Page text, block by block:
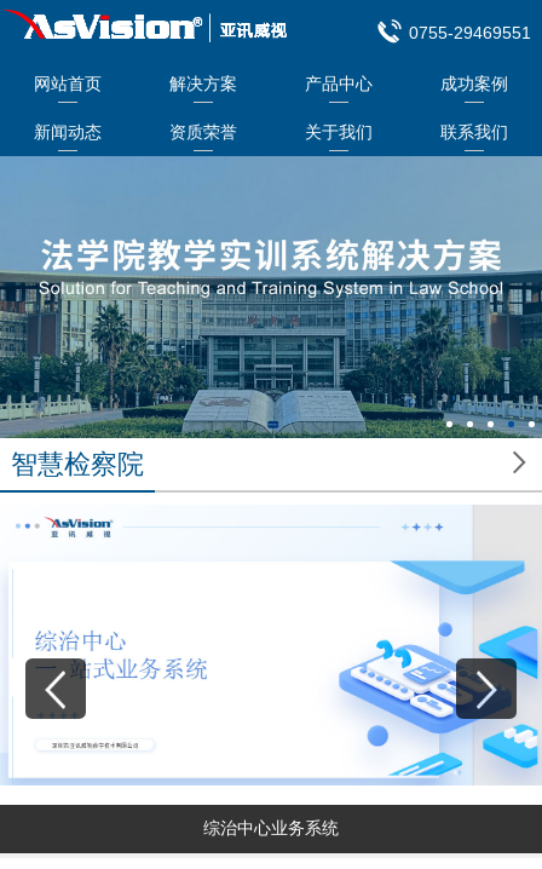
0755-29469551
网站首页 解决方案 产品中心 成功案例
新闻动态 资质荣誉 关于我们 联系我们

智慧检察院
综治中心业务系统